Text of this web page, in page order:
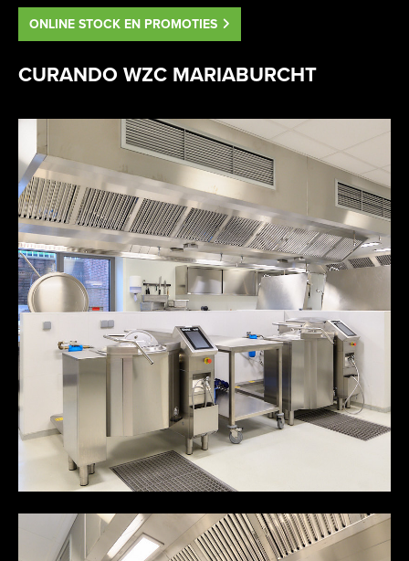
ONLINE STOCK EN PROMOTIES
CURANDO WZC MARIABURCHT